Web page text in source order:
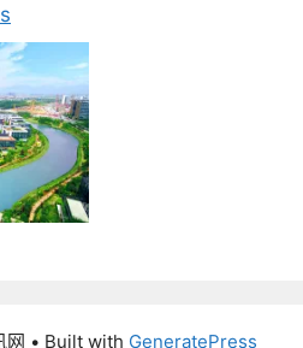
网 • Built with GeneratePress